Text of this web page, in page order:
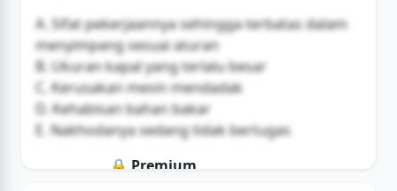
A. Sifat pekerjaannya sehingga terbatas dalam
menyimpang sesuai aturan
B. Ukuran kapal yang terlalu besar
C. Kerusakan mesin mendadak
D. Kehabisan bahan bakar
E. Nakhodanya sedang tidak bertugas
🔒 Premium